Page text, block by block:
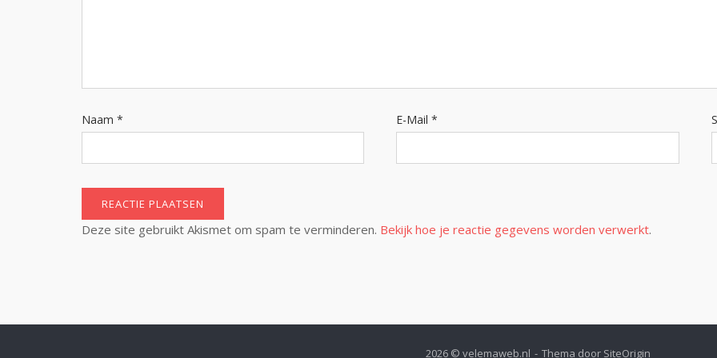
Naam * E-Mail*
Deze site gebruikt Akismet om spam te verminderen. Bekijk hoe je reactie gegevens worden verwerkt.
2026 © velemaweb.nl Thema door SiteOrigin